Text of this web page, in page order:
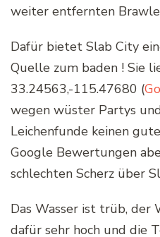
weiter entfernten
Dafür bietet Slab City
Quelle zum baden ! Sie
33.24563,-115.47680 (
wegen wüster Partys
Leichenfunde keinen
Google Bewertungen
schlechten Scherz über
Das Wasser ist trüb, der
dafür sehr hoch und die